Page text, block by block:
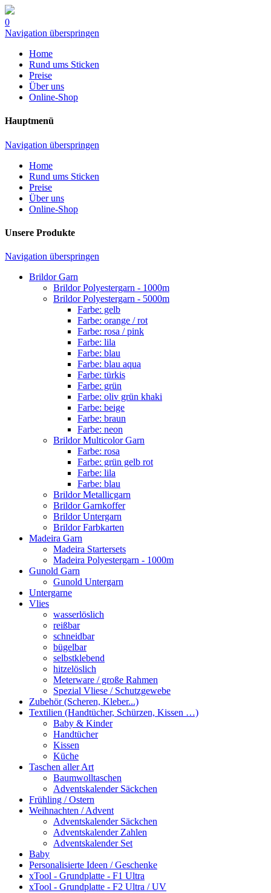
0
Navigation überspringen
Home
Rund ums Sticken
Preise
Über uns
Online-Shop
Hauptmenü
Navigation überspringen
Home
Rund ums Sticken
Preise
Über uns
Online-Shop
Unsere Produkte
Navigation überspringen
Brildor Garn
Brildor Polyestergarn - 1000m
Brildor Polyestergarn - 5000m
Farbe: gelb
Farbe: orange / rot
Farbe: rosa / pink
Farbe: lila
Farbe: blau
Farbe: blau aqua
Farbe: türkis
Farbe: grün
Farbe: oliv grün khaki
Farbe: beige
Farbe: braun
Farbe: neon
Brildor Multicolor Garn
Farbe: rosa
Farbe: grün gelb rot
Farbe: lila
Farbe: blau
Brildor Metallicgarn
Brildor Garnkoffer
Brildor Untergarn
Brildor Farbkarten
Madeira Garn
Madeira Startersets
Madeira Polyestergarn - 1000m
Gunold Garn
Gunold Untergarn
Untergarne
Vlies
wasserlöslich
reißbar
schneidbar
bügelbar
selbstklebend
hitzelöslich
Meterware / große Rahmen
Spezial Vliese / Schutzgewebe
Zubehör (Scheren, Kleber...)
Textilien (Handtücher, Schürzen, Kissen …)
Baby & Kinder
Handtücher
Kissen
Küche
Taschen aller Art
Baumwolltaschen
Adventskalender Säckchen
Frühling / Ostern
Weihnachten / Advent
Adventskalender Säckchen
Adventskalender Zahlen
Adventskalender Set
Baby
Personalisierte Ideen / Geschenke
xTool - Grundplatte - F1 Ultra
xTool - Grundplatte - F2 Ultra / UV